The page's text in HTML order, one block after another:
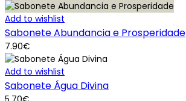
Add to wishlist
Sabonete Abundancia e Prosperidade
7.90€
Add to wishlist
Sabonete Água Divina